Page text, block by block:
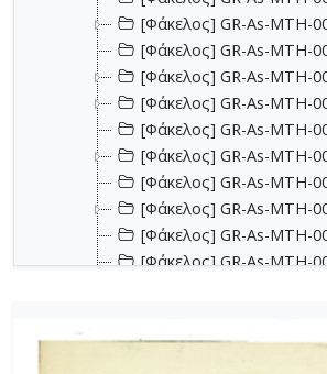
[Φάκελος] GR-As-MTH-
[Φάκελος] GR-As-MTH-
[Φάκελος] GR-As-MTH-
[Φάκελος] GR-As-MTH-
[Φάκελος] GR-As-MTH-
[Φάκελος] GR-As-MTH-
[Φάκελος] GR-As-MTH-
[Φάκελος] GR-As-MTH-
[Φάκελος] GR-As-MTH-
[Φάκελος] GR-As-MTH-
[Φάκελος] GR-As-MTH-
[Φάκελος] GR-As-MTH-